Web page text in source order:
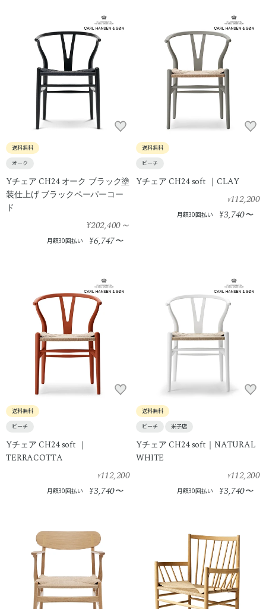
送料無料
オーク
Yチェア CH24 オーク ブラック塗
装仕上げ ブラックペーパーコー
ド
¥202,400～
月額30回払い ¥6,747〜
送料無料
ビーチ
Yチェア CH24 soft ｜CLAY
¥112,200
月額30回払い ¥3,740〜
送料無料
ビーチ
Yチェア CH24 soft ｜
TERRACOTTA
¥112,200
月額30回払い ¥3,740〜
送料無料
ビーチ
米子店
Yチェア CH24 soft｜NATURAL
WHITE
¥112,200
月額30回払い ¥3,740〜